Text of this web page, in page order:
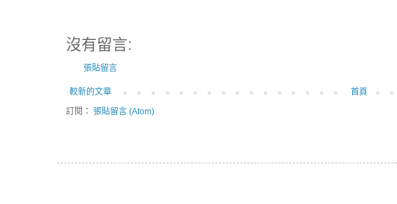
沒有留言:
張貼留言
較新的文章
首頁
訂閱： 張貼留言 (Atom)